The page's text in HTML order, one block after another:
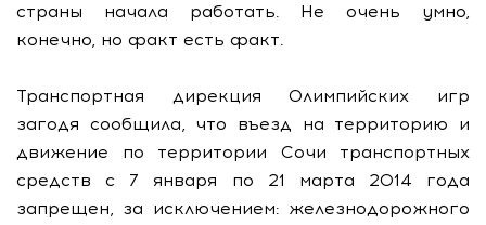
страны начала работать. Не очень умно,
конечно, но факт есть факт.
Транспортная дирекция Олимпийских игр
загодя сообщила, что въезд на территорию и
движение по территории Сочи транспортных
средств с 7 января по 21 марта 2014 года
запрещен, за исключением: железнодорожного